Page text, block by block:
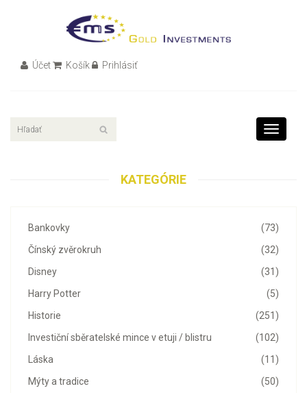
Účet Košík Prihlásiť
Toggle
KATEGÓRIE
(73)
Bankovky
(32)
Čínský zvěrokruh
(31)
Disney
(5)
Harry Potter
(251)
Historie
(102)
Investiční sběratelské mince v etuji / blistru
(11)
Láska
(50)
Mýty a tradice